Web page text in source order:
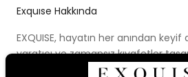
Exquıse Hakkında
EXQUISE, hayatın her anından keyif
yaratıcı ve zamansız kıyafetler
kurulmuştur. Kurulduğu ilk günden